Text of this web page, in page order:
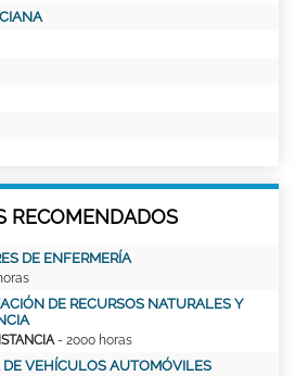
RECOMENDADOS
DE ENFERMERÍA
DE RECURSOS NATURALES Y
- 2000 horas
VEHÍCULOS AUTOMÓVILES